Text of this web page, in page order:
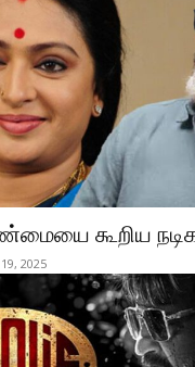
கூறிய
2025